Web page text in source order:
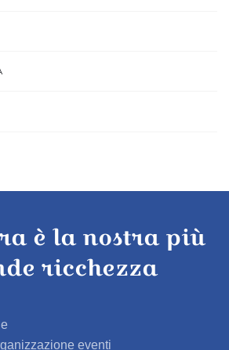
è la nostra più
ricchezza
eventi